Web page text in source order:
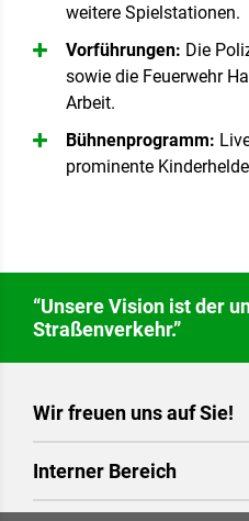
weitere Spielstationen.
Vorführungen: Die
sowie die Feuerwehr
Arbeit.
Bühnenprogramm:
prominente
“Unsere Vision ist der
Straßenverkehr.”
Wir freuen uns auf Sie!
Hildesheimer Straße 20
30169 Hannover
Interner Bereich
Login